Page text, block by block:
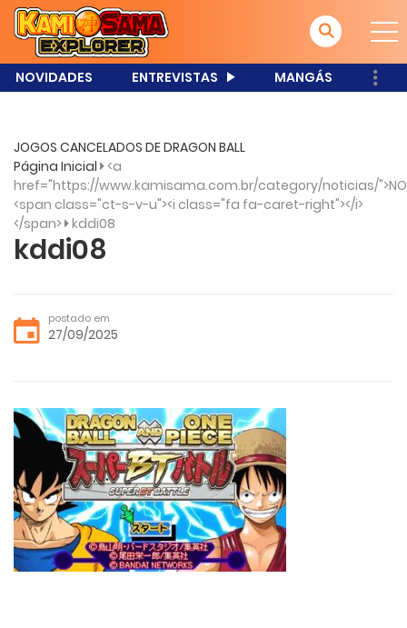
NOVIDADES ENTREVISTAS MANGÁS
JOGOS CANCELADOS DE DRAGON BALL
Página Inicial <a
href="https://www.kamisama.com.br/category/noticias/
<span class="ct-s-v-u"><i class="fa fa-caret-right"></i>
</span> kddi08
kddi08
postado em
27/09/2025